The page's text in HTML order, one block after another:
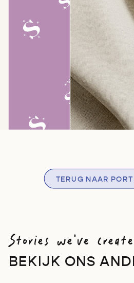
BEKIJK ONS
Stories we've
TERUG NAAR